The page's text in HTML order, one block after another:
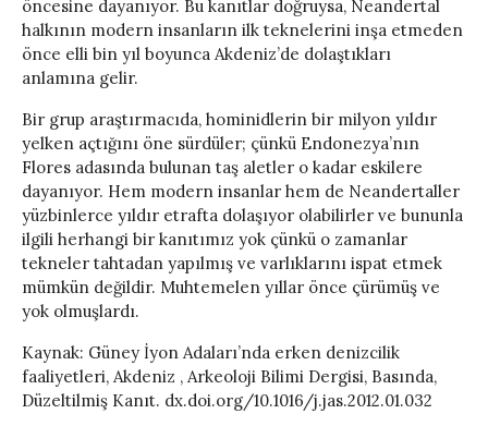
öncesine dayanıyor. Bu kanıtlar doğruysa, Neandertal
halkının modern insanların ilk teknelerini inşa etmeden
önce elli bin yıl boyunca Akdeniz’de dolaştıkları
anlamına gelir.
Bir grup araştırmacıda, hominidlerin bir milyon yıldır
yelken açtığını öne sürdüler; çünkü Endonezya’nın
Flores adasında bulunan taş aletler o kadar eskilere
dayanıyor. Hem modern insanlar hem de Neandertaller
yüzbinlerce yıldır etrafta dolaşıyor olabilirler ve bununla
ilgili herhangi bir kanıtımız yok çünkü o zamanlar
tekneler tahtadan yapılmış ve varlıklarını ispat etmek
mümkün değildir. Muhtemelen yıllar önce çürümüş ve
yok olmuşlardı.
Kaynak: Güney İyon Adaları’nda erken denizcilik
faaliyetleri, Akdeniz , Arkeoloji Bilimi Dergisi, Basında,
Düzeltilmiş Kanıt. dx.doi.org/10.1016/j.jas.2012.01.032